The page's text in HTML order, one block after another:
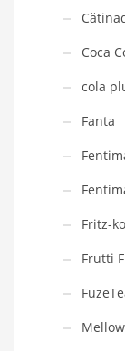
Coca
cola
Fanta
Fritz-
Frutti
Mellow